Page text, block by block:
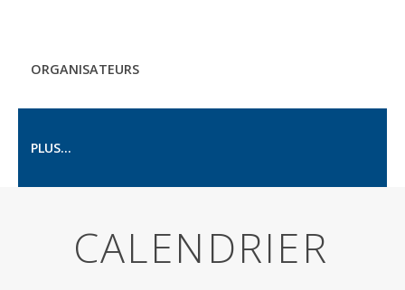
ORGANISATEURS
PLUS...
CALENDRIER